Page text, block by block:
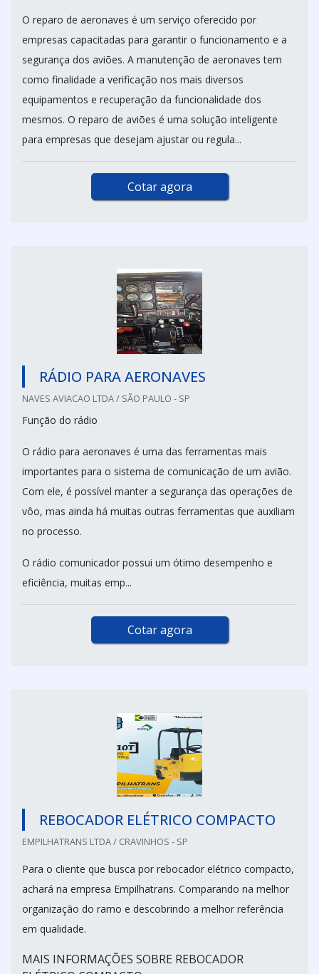
O reparo de aeronaves é um serviço oferecido por
empresas capacitadas para garantir o funcionamento e a
segurança dos aviões. A manutenção de aeronaves tem
como finalidade a verificação nos mais diversos
equipamentos e recuperação da funcionalidade dos
mesmos. O reparo de aviões é uma solução inteligente
para empresas que desejam ajustar ou regula...
Cotar agora
RÁDIO PARA AERONAVES
NAVES AVIACAO LTDA / SÃO PAULO - SP
Função do rádio
O rádio para aeronaves é uma das ferramentas mais
importantes para o sistema de comunicação de um avião.
Com ele, é possível manter a segurança das operações de
vôo, mas ainda há muitas outras ferramentas que auxiliam
no processo.
O rádio comunicador possui um ótimo desempenho e
eficiência, muitas emp...
Cotar agora
REBOCADOR ELÉTRICO COMPACTO
EMPILHATRANS LTDA / CRAVINHOS - SP
Para o cliente que busca por rebocador elétrico compacto,
achará na empresa Empilhatrans. Comparando na melhor
organização do ramo e descobrindo a melhor referência
em qualidade.
MAIS INFORMAÇÕES SOBRE REBOCADOR